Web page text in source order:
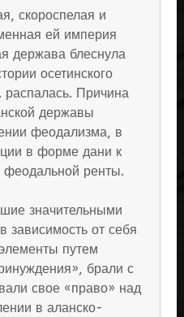
скороспелая и
ей империя
держава блеснула
осетинского
Причина
державы
феодализма, в
в форме дани к
ренты.
значительными
зависимость от себя
путем
брали с
свое «право» над
в аланско-